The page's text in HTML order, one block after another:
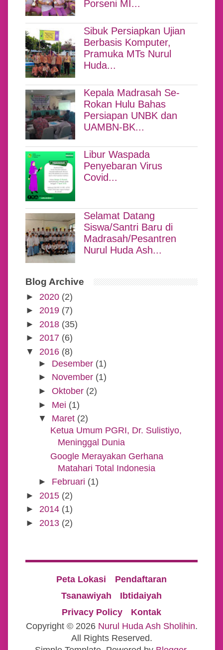
Porseni MI...
Sibuk Persiapkan Ujian
Berbasis Komputer,
Pramuka MTs Nurul
Huda...
Kepala Madrasah Se-
Rokan Hulu Bahas
Persiapan UNBK dan
UAMBN-BK...
Libur Waspada
Penyebaran Virus
Covid...
Selamat Datang
Siswa/Santri Baru di
Madrasah/Pesantren
Nurul Huda Ash...
Blog Archive
► 2020(2)
►
2019(7)
►
2018(35)
►
2017(6)
▼
2016(8)
►
Desember(1)
►
November(1)
►
Oktober(2)
►
Mei (1)
▼
Maret(2)
Ketua Umum PGRI, Dr. Sulistiyo,
Meninggal Dunia
Google Merayakan Gerhana
Matahari Total Indonesia
►
Februari (1)
►
2015(2)
►
2014(1)
►
2013(2)
Peta Lokasi
Pendaftaran
Tsanawiyah
Ibtidaiyah
Privacy Policy
Kontak
Copyright © 2026 Nurul Huda Ash Sholihin.
All Rights Reserved.